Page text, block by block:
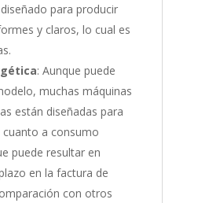
para producir
y claros, lo cual es
: Aunque puede
muchas máquinas
están diseñadas para
a consumo
puede resultar en
en la factura de
con otros